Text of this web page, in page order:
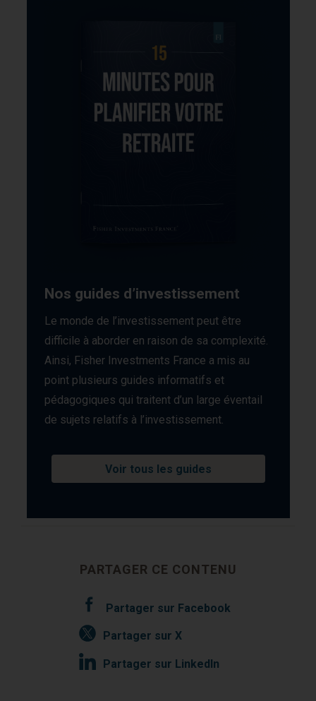
Nos guides d’investissement
Le monde de l’investissement peut être
difficile à aborder en raison de sa complexité.
Ainsi, Fisher Investments France a mis au
point plusieurs guides informatifs et
pédagogiques qui traitent d’un large éventail
de sujets relatifs à l’investissement.
Voir tous les guides
PARTAGER CE CONTENU
Partager sur Facebook
Partager sur X
Partager sur LinkedIn